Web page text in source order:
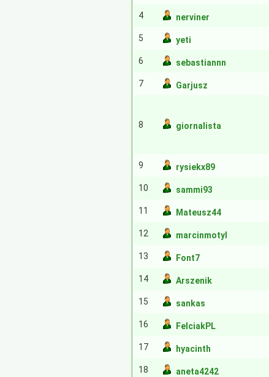
4 nerviner
5 yeti
6 sebastiannn
7 Garjusz
8 giornalista
9 rysiekx89
10 sammi93
11 Mateusz44
12 marcinmotyl
13 Font7
14 Arszenik
15 sankas
16 FelciakPL
17 hyacinth
18 aneta4242